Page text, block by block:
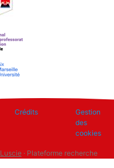
Crédits
Gestion
des
cookies
Luscie· Plateforme recherche